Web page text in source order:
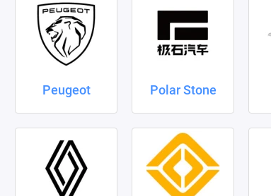
Peugeot Polar Stone